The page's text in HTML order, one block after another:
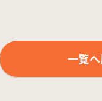
一覧